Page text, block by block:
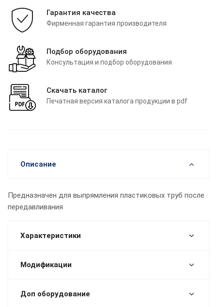
Гарантия качества
Фирменная гарантия производителя
Подбор оборудования
Консультация и подбор оборудования
Скачать каталог
Печатная версия каталога продукции в pdf
Описание
Предназначен для выпрямления пластиковых труб после
передавливания
Характеристики
Модификации
Доп оборудование